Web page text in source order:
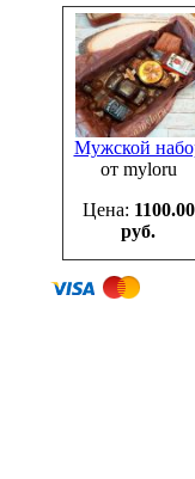
Мужской
от myloru
Цена: 1100.00
руб.